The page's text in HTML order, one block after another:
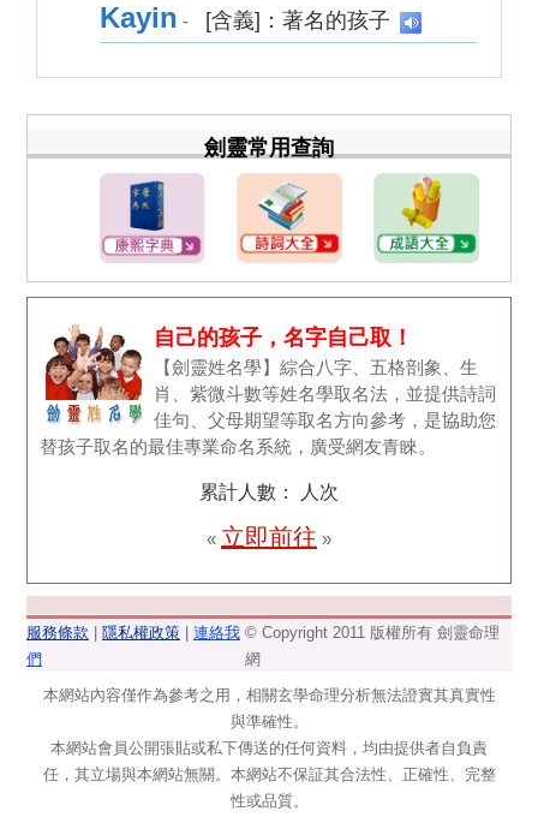
Kayin - [含義]：著名的孩子
劍靈常用查詢
自己的孩子，名字自己取！
【劍靈姓名學】綜合八字、五格剖象、生
肖、紫微斗數等姓名學取名法，並提供詩詞
佳句、父母期望等取名方向參考，是協助您
替孩子取名的最佳專業命名系統，廣受網友青睞。
累計人數： 人次
« 立即前往 »
服務條款 隱私權政策
連絡我
們
© Copyright 2011 版權所有 劍靈命理
網
本網站內容僅作為參考之用，相關玄學命理分析無法證實其真實性
與準確性。
本網站會員公開張貼或私下傳送的任何資料，均由提供者自負責
任，其立場與本網站無關。本網站不保証其合法性、正確性、完整
性或品質。